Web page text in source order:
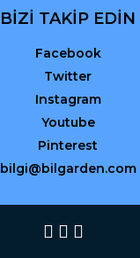
BİZİ TAKİP EDİN
Facebook
Twitter
Instagram
Youtube
Pinterest
bilgi@bilgarden.com